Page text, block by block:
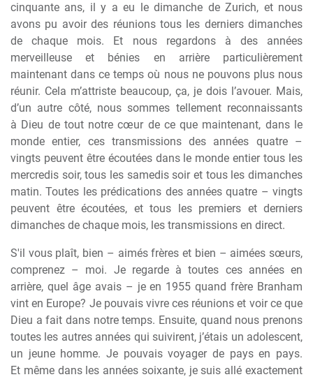
cinquante ans, il y a eu le dimanche de Zurich, et nous
avons pu avoir des réunions tous les derniers dimanches
de chaque mois. Et nous regardons à des années
merveilleuse et bénies en arrière particulièrement
maintenant dans ce temps où nous ne pouvons plus nous
réunir. Cela m’attriste beaucoup, ça, je dois l’avouer. Mais,
d’un autre côté, nous sommes tellement reconnaissants
à Dieu de tout notre cœur de ce que maintenant, dans le
monde entier, ces transmissions des années quatre –
vingts peuvent être écoutées dans le monde entier tous les
mercredis soir, tous les samedis soir et tous les dimanches
matin. Toutes les prédications des années quatre – vingts
peuvent être écoutées, et tous les premiers et derniers
dimanches de chaque mois, les transmissions en direct.
S'il vous plaît, bien – aimés frères et bien – aimées sœurs,
comprenez – moi. Je regarde à toutes ces années en
arrière, quel âge avais – je en 1955 quand frère Branham
vint en Europe? Je pouvais vivre ces réunions et voir ce que
Dieu a fait dans notre temps. Ensuite, quand nous prenons
toutes les autres années qui suivirent, j’étais un adolescent,
un jeune homme. Je pouvais voyager de pays en pays.
Et même dans les années soixante, je suis allé exactement